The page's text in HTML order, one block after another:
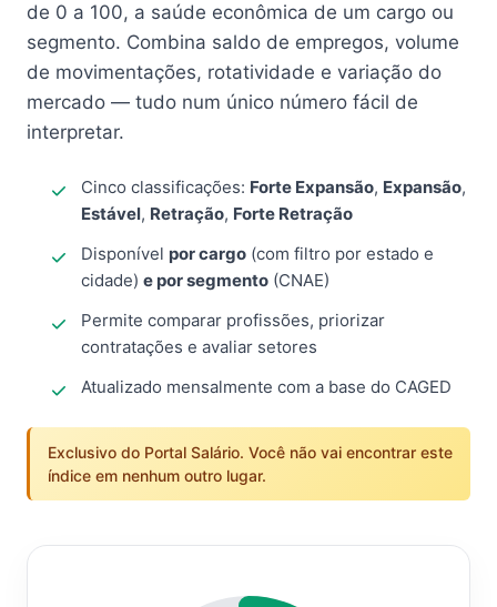
de 0 a 100, a saúde econômica de um cargo ou
segmento. Combina saldo de empregos, volume
de movimentações, rotatividade e variação do
mercado — tudo num único número fácil de
interpretar.
Cinco classificações: Forte Expansão, Expansão,
Estável, Retração, Forte Retração
Disponível por cargo (com filtro por estado e
cidade) e por segmento (CNAE)
Permite comparar profissões, priorizar
contratações e avaliar setores
Atualizado mensalmente com a base do CAGED
Exclusivo do Portal Salário. Você não vai encontrar este
índice em nenhum outro lugar.